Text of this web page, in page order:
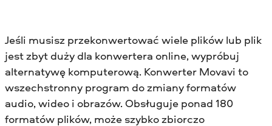
Jeśli musisz przekonwertować wiele plików lub plik
jest zbyt duży dla konwertera online, wypróbuj
alternatywę komputerową. Konwerter Movavi to
wszechstronny program do zmiany formatów
audio, wideo i obrazów. Obsługuje ponad 180
formatów plików, może szybko zbiorczo